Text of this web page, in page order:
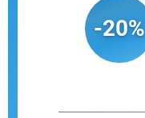
-20%